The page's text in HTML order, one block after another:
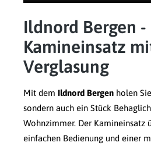
Ildnord Bergen -
Kamineinsatz
Verglasung
Mit dem Ildnord Bergen holen
sondern auch ein Stück
Wohnzimmer. Der Kamineinsatz
einfachen Bedienung und einer